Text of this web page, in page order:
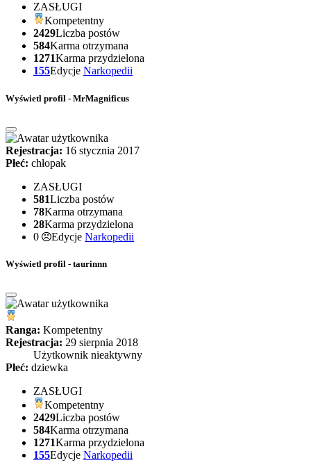
ZASŁUGI
Kompetentny
2429Liczba postów
584Karma otrzymana
1271Karma przydzielona
155Edycje Narkopedii
Wyświetl profil - MrMagnificus
Rejestracja: 16 stycznia 2017
Płeć: chłopak
ZASŁUGI
581Liczba postów
78Karma otrzymana
28Karma przydzielona
0
Edycje Narkopedii
Wyświetl profil - taurinnn
Ranga: Kompetentny
Rejestracja: 29 sierpnia 2018
Użytkownik nieaktywny
Płeć: dziewka
ZASŁUGI
Kompetentny
2429Liczba postów
584Karma otrzymana
1271Karma przydzielona
155Edycje Narkopedii